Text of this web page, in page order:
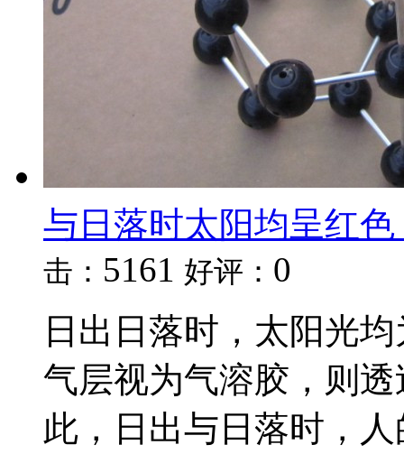
与日落时太阳均呈红色
击： 5161 好评： 0
日出日落时，太阳光
气层视为气溶胶，则
此，日出与日落时，